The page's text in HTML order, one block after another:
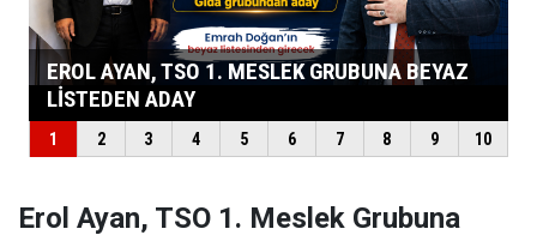
Erol Ayan, TSO 1. Meslek Grubuna